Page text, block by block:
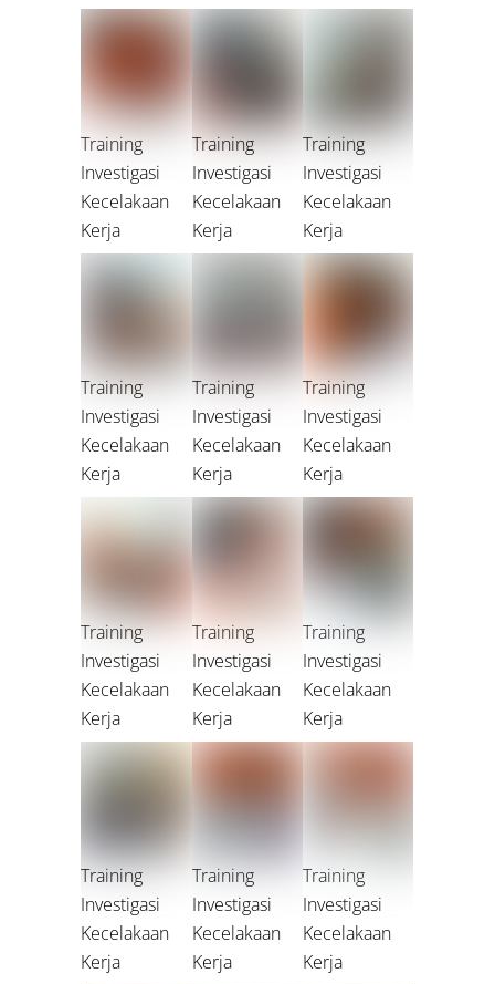
Training
Investigasi
Kecelakaan
Kerja
Training
Investigasi
Kecelakaan
Kerja
Training
Investigasi
Kecelakaan
Kerja
Training
Investigasi
Kecelakaan
Kerja
Training
Investigasi
Kecelakaan
Kerja
Training
Investigasi
Kecelakaan
Kerja
Training
Investigasi
Kecelakaan
Kerja
Training
Investigasi
Kecelakaan
Kerja
Training
Investigasi
Kecelakaan
Kerja
Training
Investigasi
Kecelakaan
Kerja
Training
Investigasi
Kecelakaan
Kerja
Training
Investigasi
Kecelakaan
Kerja